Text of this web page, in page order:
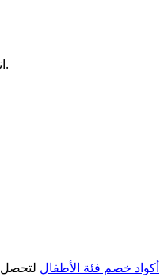
انتقل إلى موقع فاميليا الرسمي، واختر المنتجات التعليمية أو الألعاب التي تناسب أطفالك.
أكواد خصم فئة الأطفال